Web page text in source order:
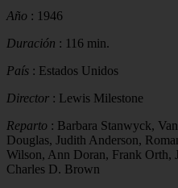
Año : 1946
Duración : 116 min.
País : Estados Unidos
Director : Lewis Milestone
Reparto : Barbara Stanwyck,
Douglas, Judith Anderson,
Wilson, Ann Doran, Frank Orth,
Charles D. Brown